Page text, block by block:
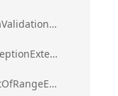
ig.excel.AnyValueDataValidationRule
ig.excel.ArgumentExceptionExtension
ig.excel.ArgumentOutOfRangeExceptionExtension